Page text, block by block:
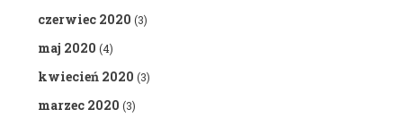
czerwiec 2020 (3)
maj 2020 (4)
kwiecień 2020 (3)
marzec 2020 (3)